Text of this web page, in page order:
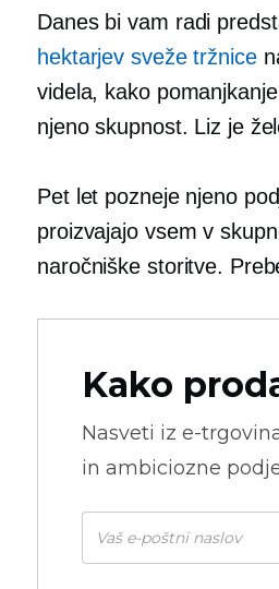
Danes bi vam radi
hektarjev sveže tržnice
videla, kako
njeno skupnost. Liz je
Pet let pozneje njeno
proizvajajo vsem v
naročniške storitve.
Kako
Nasveti iz e-
in ambiciozne